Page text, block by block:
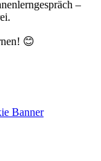
–
😊
Banner